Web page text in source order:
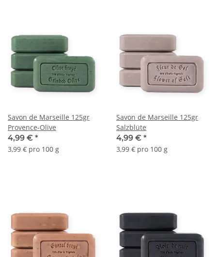
Savon de Marseille 125gr
Provence-Olive
4,99 € *
3,99 € pro 100 g
Savon de Marseille 125gr
Salzblüte
4,99 € *
3,99 € pro 100 g